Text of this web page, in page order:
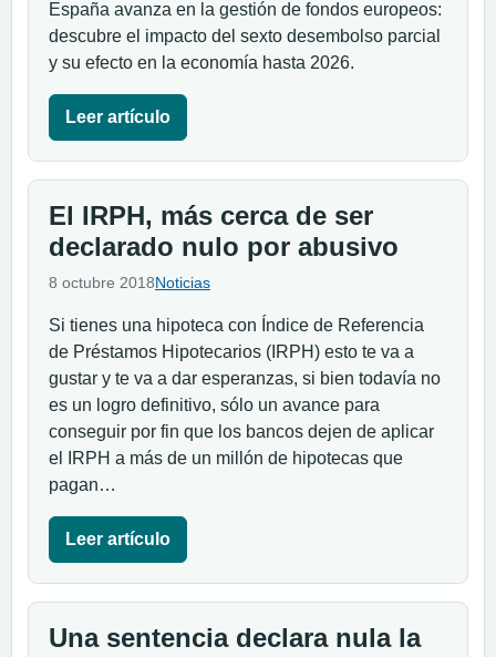
España avanza en la gestión de fondos europeos:
descubre el impacto del sexto desembolso parcial
y su efecto en la economía hasta 2026.
Leer artículo
El IRPH, más cerca de ser
declarado nulo por abusivo
8 octubre 2018Noticias
Si tienes una hipoteca con Índice de Referencia
de Préstamos Hipotecarios (IRPH) esto te va a
gustar y te va a dar esperanzas, si bien todavía no
es un logro definitivo, sólo un avance para
conseguir por fin que los bancos dejen de aplicar
el IRPH a más de un millón de hipotecas que
pagan…
Leer artículo
Una sentencia declara nula la